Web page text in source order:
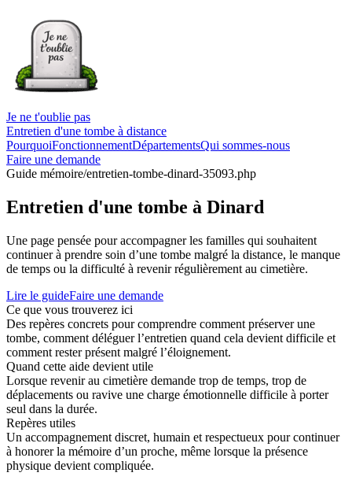
Je ne t'oublie pas
Entretien d'une tombe à distance
PourquoiFonctionnementDépartementsQui sommes-nous
Faire une demande
Guide mémoire/entretien-tombe-dinard-35093.php
Entretien d'une tombe à Dinard
Une page pensée pour accompagner les familles qui souhaitent
continuer à prendre soin d’une tombe malgré la distance, le manque
de temps ou la difficulté à revenir régulièrement au cimetière.
Lire le guideFaire une demande
Ce que vous trouverez ici
Des repères concrets pour comprendre comment préserver une
tombe, comment déléguer l’entretien quand cela devient difficile et
comment rester présent malgré l’éloignement.
Quand cette aide devient utile
Lorsque revenir au cimetière demande trop de temps, trop de
déplacements ou ravive une charge émotionnelle difficile à porter
seul dans la durée.
Repères utiles
Un accompagnement discret, humain et respectueux pour continuer
à honorer la mémoire d’un proche, même lorsque la présence
physique devient compliquée.